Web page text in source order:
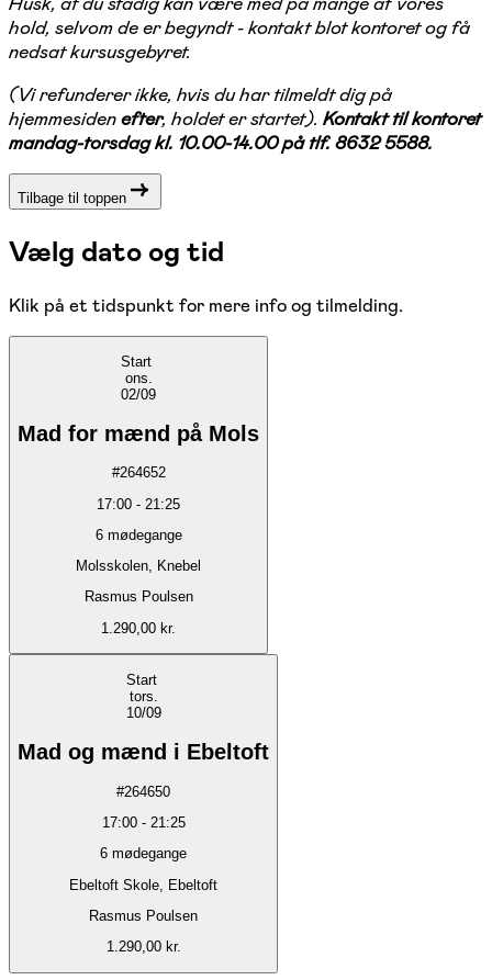
hold, selvom de er begyndt - kontakt blot kontoret og få
nedsat kursusgebyret.
(Vi refunderer ikke, hvis du har tilmeldt dig på
hjemmesidenefter, holdet er startet). Kontakt til kontoret
mandag-torsdag kl. 10.00-14.00 på tlf. 8632 5588.
Tilbage til toppen
Vælg dato og tid
Klik på et tidspunkt for mere info og tilmelding.
Start
ons.
02/09
Mad for mænd på Mols
#264652
17:00 - 21:25
6 mødegange
Molsskolen, Knebel
Rasmus Poulsen
1.290,00 kr.
Start
tors.
10/09
Mad og mænd i Ebeltoft
#264650
17:00- 21:25
6 mødegange
Ebeltoft Skole, Ebeltoft
Rasmus Poulsen
1.290,00 kr.